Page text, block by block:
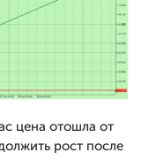
цена отошла от
рост после